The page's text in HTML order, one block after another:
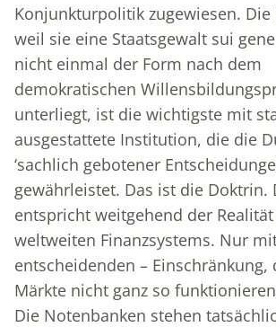
Konjunkturpolitik zugewiesen. Die
weil sie eine Staatsgewalt sui
nicht einmal der Form nach dem
demokratischen
unterliegt, ist die wichtigste mit
ausgestattete Institution, die die
‘sachlich gebotener
gewährleistet. Das ist die Doktrin.
entspricht weitgehend der Realität
weltweiten Finanzsystems. Nur
entscheidenden – Einschränkung,
Märkte nicht ganz so
Die Notenbanken stehen